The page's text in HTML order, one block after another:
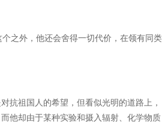
之外，他还会舍得一切代价，在领有同类
抗祖国人的希望，但看似光明的道路上，
他却由于某种实验和摄入辐射、化学物质